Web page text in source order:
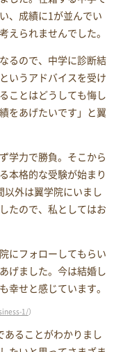
、成績に1が並んでい
えられませんでした。
るので、中学に診断結
いうアドバイスを受け
ことはどうしても悔し
をあげたいです」と翼
学力で勝負。そこから
本格的な受験が始まり
以外は翼学院にいまし
たので、私としてはお
にフォローしてもらい
げました。今は結婚し
幸せと感じています。
1/）
ることがわかりまし